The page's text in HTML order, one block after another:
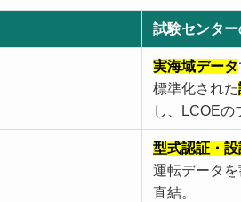
試験センター
実海域データ
標準化された
し、LCOEの
型式認証・
運転データを
直結。